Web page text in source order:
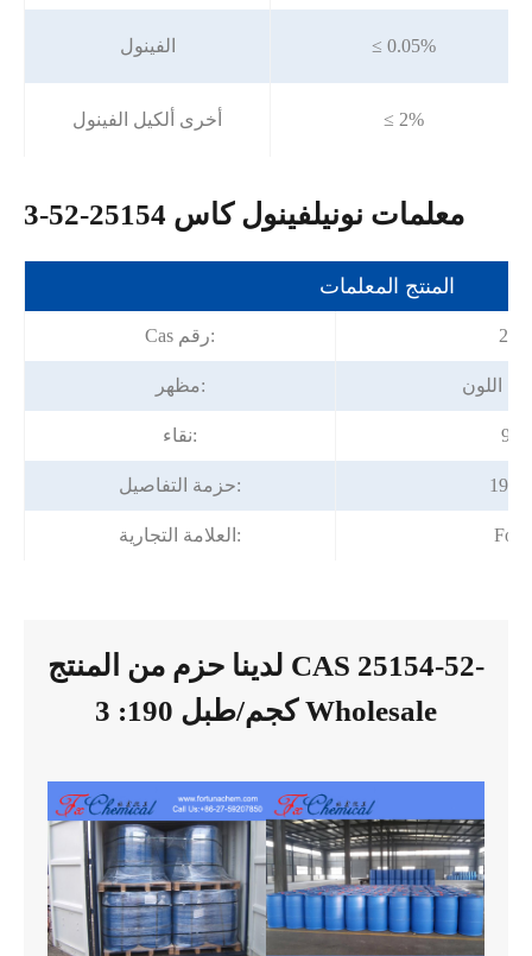
الفينول ≤ 0.05%
أخرى ألكيل الفينول ≤ 2%
معلمات نونيلفينول كاس 25154-52-3
المنتج المعلمات
Cas رقم:
مظهر: اللون
نقاء:
حزمة التفاصيل:
العلامة التجارية:
لدينا حزم من المنتج CAS 25154-52-
3 :190 كجم/طبل Wholesale